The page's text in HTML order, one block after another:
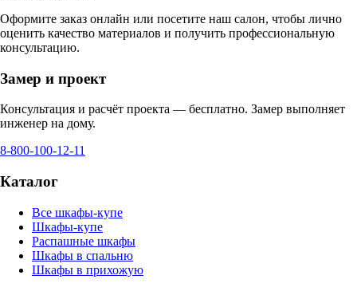
Оформите заказ онлайн или посетите наш салон, чтобы лично
оценить качество материалов и получить профессиональную
консультацию.
Замер и проект
Консультация и расчёт проекта — бесплатно. Замер выполняет
инженер на дому.
8-800-100-12-11
Каталог
Все шкафы-купе
Шкафы-купе
Распашные шкафы
Шкафы в спальню
Шкафы в прихожую